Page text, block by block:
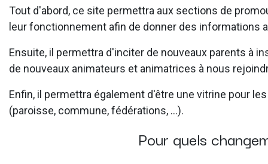
Tout d'abord, ce site permettra aux sections de
leur fonctionnement afin de donner des informations
Ensuite, il permettra d'inciter de nouveaux parents à
de nouveaux animateurs et animatrices à nous
Enfin, il permettra également d'être une vitrine pour
(paroisse, commune, fédérations, …).
Pour quels